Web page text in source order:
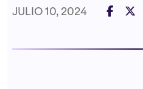
JULIO 10, 2024